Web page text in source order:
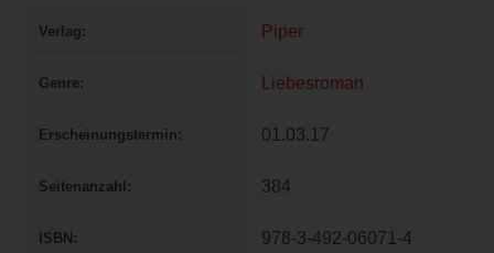
Verlag Piper
Genre Liebesroman
Erscheinungstermin 01.03.17
Seitenanzahl 384
ISBN 978-3-492-06071-4